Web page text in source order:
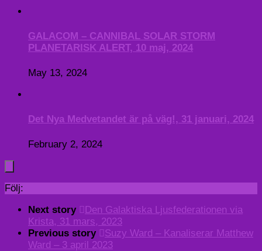
GALACOM – CANNIBAL SOLAR STORM
PLANETARISK ALERT, 10 maj, 2024
May 13, 2024
Det Nya Medvetandet är på väg!, 31 januari, 2024
February 2, 2024
Följ:
Next story
Den Galaktiska Ljusfederationen via
Krista, 31 mars, 2023
Previous story
Suzy Ward – Kanaliserar Matthew
Ward – 3 april 2023